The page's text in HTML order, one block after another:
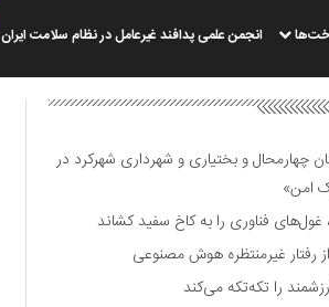
انجمن علمی پدافند غیرعامل در نظام سلامت ایران
چهارمحال و بختیاری و شهرداری شهرکرد در
امن»
فناوری را به کاخ سفید کشاند
رفتار غیرمنتظره هوش مصنوعی
را تکه‌تکه می‌کند